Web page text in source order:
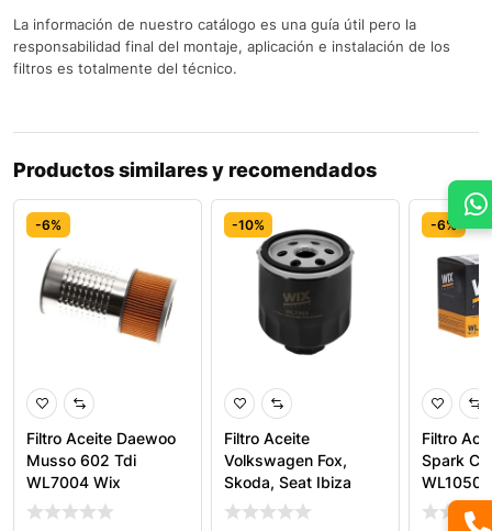
La información de nuestro catálogo es una guía útil pero la
responsabilidad final del montaje, aplicación e instalación de los
filtros es totalmente del técnico.
Productos similares y recomendados
-6%
Filtro Aceite Daewoo
Musso 602 Tdi
WL7004 Wix
-10%
Filtro Aceite
Volkswagen Fox,
Skoda, Seat Ibiza
WL7203 Wi
-6%
Filtro
Spark